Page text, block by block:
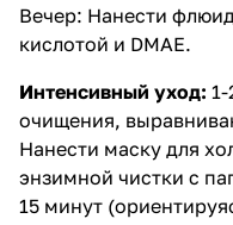
Вечер: Нанести
кислотой и DMAE.
Интенсивный уход: 1-
очищения,
Нанести маску для
энзимной чистки с
15 минут